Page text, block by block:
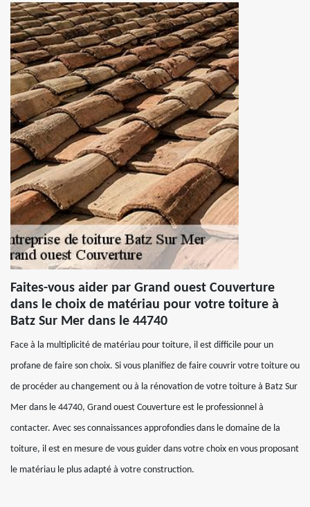
Faites-vous aider par Grand ouest Couverture
dans le choix de matériau pour votre toiture à
Batz Sur Mer dans le 44740
Face à la multiplicité de matériau pour toiture, il est difficile pour un
profane de faire son choix. Si vous planifiez de faire couvrir votre toiture ou
de procéder au changement ou à la rénovation de votre toiture à Batz Sur
Mer dans le 44740, Grand ouest Couverture est le professionnel à
contacter. Avec ses connaissances approfondies dans le domaine de la
toiture, il est en mesure de vous guider dans votre choix en vous proposant
le matériau le plus adapté à votre construction.